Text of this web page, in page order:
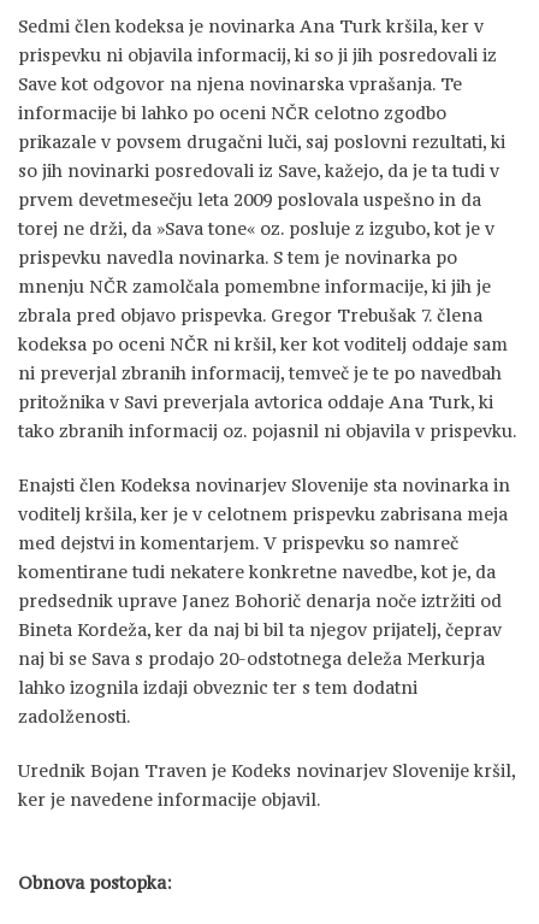
Sedmi člen kodeksa je novinarka Ana Turk kršila, ker v
prispevku ni objavila informacij, ki so ji jih posredovali iz
Save kot odgovor na njena novinarska vprašanja. Te
informacije bi lahko po oceni NČR celotno zgodbo
prikazale v povsem drugačni luči, saj poslovni rezultati, ki
so jih novinarki posredovali iz Save, kažejo, da je ta tudi v
prvem devetmesečju leta 2009 poslovala uspešno in da
torej ne drži, da »Sava tone« oz. posluje z izgubo, kot je v
prispevku navedla novinarka. S tem je novinarka po
mnenju NČR zamolčala pomembne informacije, ki jih je
zbrala pred objavo prispevka. Gregor Trebušak 7. člena
kodeksa po oceni NČR ni kršil, ker kot voditelj oddaje sam
ni preverjal zbranih informacij, temveč je te po navedbah
pritožnika v Savi preverjala avtorica oddaje Ana Turk, ki
tako zbranih informacij oz. pojasnil ni objavila v prispevku.
Enajsti člen Kodeksa novinarjev Slovenije sta novinarka in
voditelj kršila, ker je v celotnem prispevku zabrisana meja
med dejstvi in komentarjem. V prispevku so namreč
komentirane tudi nekatere konkretne navedbe, kot je, da
predsednik uprave Janez Bohorič denarja noče iztržiti od
Bineta Kordeža, ker da naj bi bil ta njegov prijatelj, čeprav
naj bi se Sava s prodajo 20-odstotnega deleža Merkurja
lahko izognila izdaji obveznic ter s tem dodatni
zadolženosti.
Urednik Bojan Traven je Kodeks novinarjev Slovenije kršil,
ker je navedene informacije objavil.
Obnova postopka: